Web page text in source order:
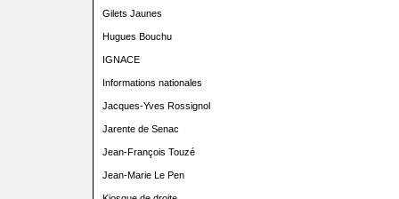
Gilets Jaunes
Hugues Bouchu
IGNACE
Informations nationales
Jacques-Yves Rossignol
Jarente de Senac
Jean-François Touzé
Jean-Marie Le Pen